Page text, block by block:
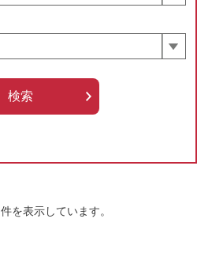
件を表示しています。